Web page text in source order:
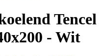
Tencel
- Wit